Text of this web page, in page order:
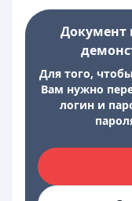
Документ
Для того,
Вам нужно
логин и